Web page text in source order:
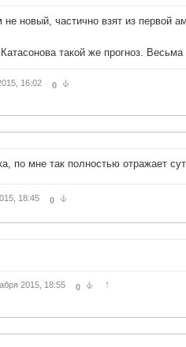
новый, частично взят из первой
такой же прогноз. Весьма
16:02 0
по мне так полностью отражает
18:45 0
2015, 18:55 0 ↑